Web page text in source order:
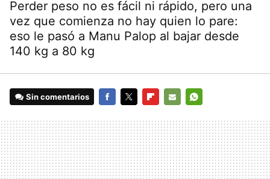
Perder peso no es fácil ni rápido, pero una
vez que comienza no hay quien lo pare:
eso le pasó a Manu Palop al bajar desde
140 kg a 80 kg
Sin comentarios
MAIL